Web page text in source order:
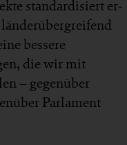
standardisiert er­
bessere
die wir mit
– gegen­über
Parla­ment